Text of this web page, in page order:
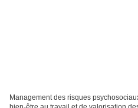
Management des risques